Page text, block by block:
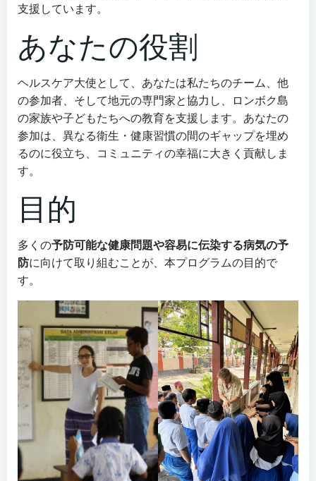
支援しています。
あなたの役割
ヘルスケア大使として、あなたは私たちのチーム、他
の参加者、そして地元の専門家と協力し、ロンボク島
の家族や子どもたちへの教育を支援します。あなたの
参加は、異なる衛生・健康習慣の間のギャップを埋め
るのに役立ち、コミュニティの幸福に大きく貢献しま
す。
目的
多くの予防可能な健康問題や容易に伝染する病気の予
防に向けて取り組むことが、本プログラムの目的で
す。